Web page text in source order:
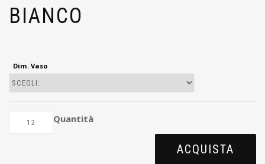
BIANCO
Dim. Vaso
Quantità
ACQUISTA